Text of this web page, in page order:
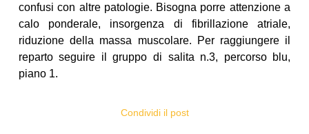
confusi con altre patologie. Bisogna porre attenzione a
calo ponderale, insorgenza di fibrillazione atriale,
riduzione della massa muscolare. Per raggiungere il
reparto seguire il gruppo di salita n.3, percorso blu,
piano 1.
Condividi il post